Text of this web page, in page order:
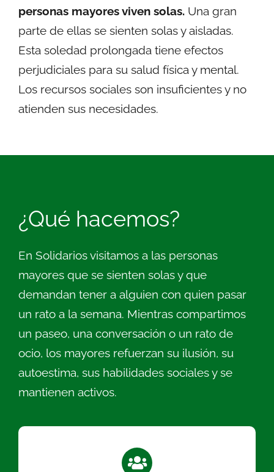
personas mayores viven solas. Una gran
parte de ellas se sienten solas y aisladas.
Esta soledad prolongada tiene efectos
perjudiciales para su salud física y mental.
Los recursos sociales son insuficientes y no
atienden sus necesidades.
¿Qué hacemos?
En Solidarios visitamos a las personas
mayores que se sienten solas y que
demandan tener a alguien con quien pasar
un rato a la semana. Mientras compartimos
un paseo, una conversación o un rato de
ocio, los mayores refuerzan su ilusión, su
autoestima, sus habilidades sociales y se
mantienen activos.